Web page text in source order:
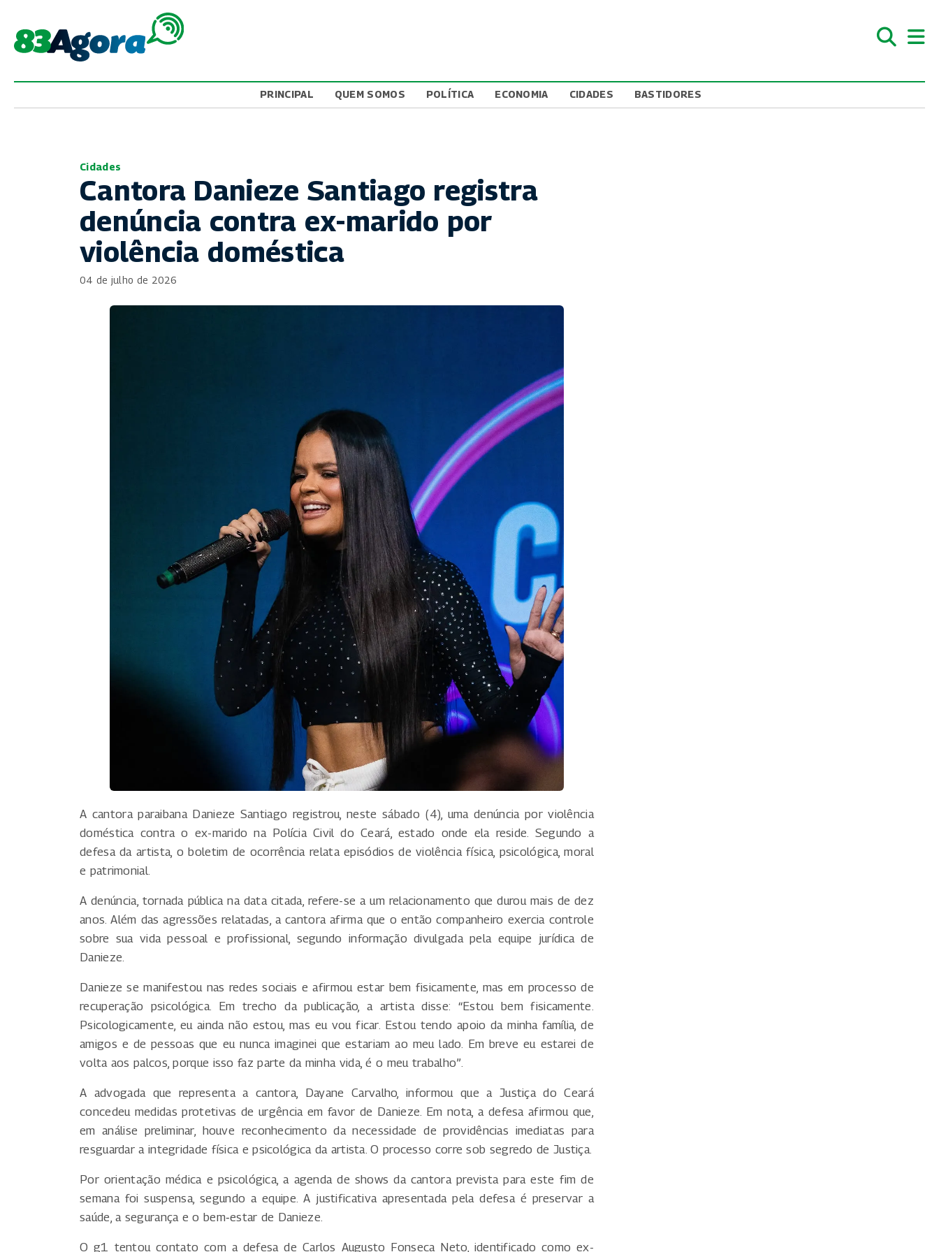
PRINCIPAL QUEM SOMOS POLÍTICA ECONOMIA CIDADES BASTIDORES
Cidades
Cantora Danieze Santiago registra
denúncia contra ex-marido por
violência doméstica
04 de julho de 2026
A cantora paraibana Danieze Santiago registrou, neste sábado (4), uma denúncia por violência
doméstica contra o ex-marido na Polícia Civil do Ceará, estado onde ela reside. Segundo a
defesa da artista, o boletim de ocorrência relata episódios de violência física, psicológica, moral
e patrimonial.
A denúncia, tornada pública na data citada, refere-se a um relacionamento que durou mais de dez
anos. Além das agressões relatadas, a cantora afirma que o então companheiro exercia controle
sobre sua vida pessoal e profissional, segundo informação divulgada pela equipe jurídica de
Danieze.
Danieze se manifestou nas redes sociais e afirmou estar bem fisicamente, mas em processo de
recuperação psicológica. Em trecho da publicação, a artista disse: “Estou bem fisicamente.
Psicologicamente, eu ainda não estou, mas eu vou ficar. Estou tendo apoio da minha família, de
amigos e de pessoas que eu nunca imaginei que estariam ao meu lado. Em breve eu estarei de
volta aos palcos, porque isso faz parte da minha vida, é o meu trabalho”.
A advogada que representa a cantora, Dayane Carvalho, informou que a Justiça do Ceará
concedeu medidas protetivas de urgência em favor de Danieze. Em nota, a defesa afirmou que,
em análise preliminar, houve reconhecimento da necessidade de providências imediatas para
resguardar a integridade física e psicológica da artista. O processo corre sob segredo de Justiça.
Por orientação médica e psicológica, a agenda de shows da cantora prevista para este fim de
semana foi suspensa, segundo a equipe. A justificativa apresentada pela defesa é preservar a
saúde, a segurança e o bem‑estar de Danieze.
O g1 tentou contato com a defesa de Carlos Augusto Fonseca Neto, identificado como ex-